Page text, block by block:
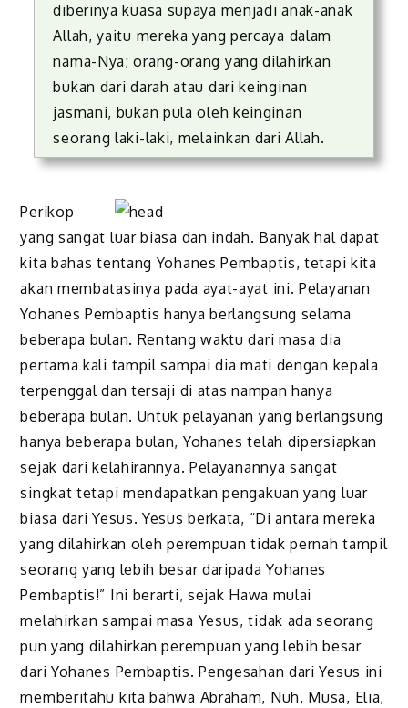
diberinya kuasa supaya menjadi anak-anak
Allah, yaitu mereka yang percaya dalam
nama-Nya; orang-orang yang dilahirkan
bukan dari darah atau dari keinginan
jasmani, bukan pula oleh keinginan
seorang laki-laki, melainkan dari Allah.
Perikop
yang sangat luar biasa dan indah. Banyak hal dapat
kita bahas tentang Yohanes Pembaptis, tetapi kita
akan membatasinya pada ayat-ayat ini. Pelayanan
Yohanes Pembaptis hanya berlangsung selama
beberapa bulan. Rentang waktu dari masa dia
pertama kali tampil sampai dia mati dengan kepala
terpenggal dan tersaji di atas nampan hanya
beberapa bulan. Untuk pelayanan yang berlangsung
hanya beberapa bulan, Yohanes telah dipersiapkan
sejak dari kelahirannya. Pelayanannya sangat
singkat tetapi mendapatkan pengakuan yang luar
biasa dari Yesus. Yesus berkata, “Di antara mereka
yang dilahirkan oleh perempuan tidak pernah tampil
seorang yang lebih besar daripada Yohanes
Pembaptis!” Ini berarti, sejak Hawa mulai
melahirkan sampai masa Yesus, tidak ada seorang
pun yang dilahirkan perempuan yang lebih besar
dari Yohanes Pembaptis. Pengesahan dari Yesus ini
memberitahu kita bahwa Abraham, Nuh, Musa, Elia,